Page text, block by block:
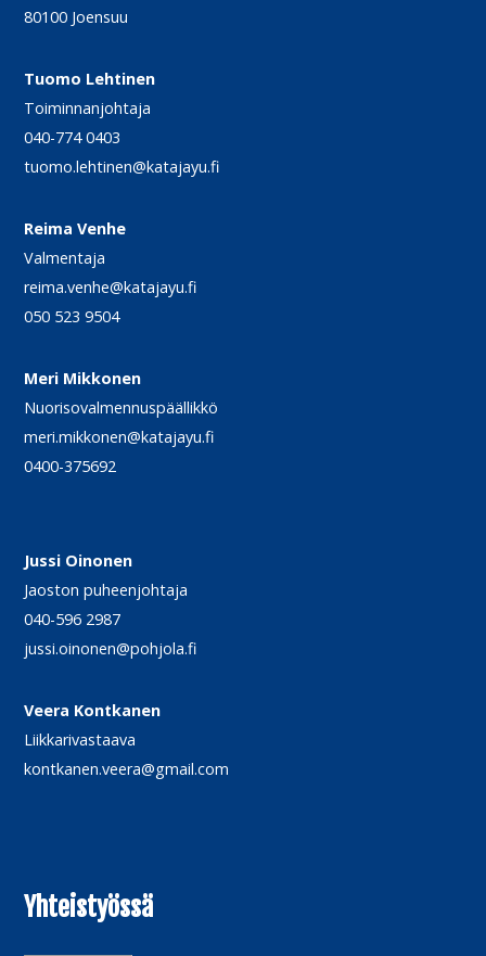
80100 Joensuu
Tuomo Lehtinen
Toiminnanjohtaja
040-774 0403
tuomo.lehtinen@katajayu.fi
Reima Venhe
Valmentaja
reima.venhe@katajayu.fi
050 523 9504
Meri Mikkonen
Nuorisovalmennuspäällikkö
meri.mikkonen@katajayu.fi
0400-375692
Jussi Oinonen
Jaoston puheenjohtaja
040-596 2987
jussi.oinonen@pohjola.fi
Veera Kontkanen
Liikkarivastaava
kontkanen.veera@gmail.com
Yhteistyössä